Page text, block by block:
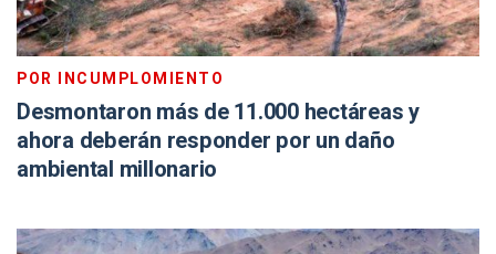
POR INCUMPLOMIENTO
Desmontaron más de 11.000 hectáreas y
ahora deberán responder por un daño
ambiental millonario